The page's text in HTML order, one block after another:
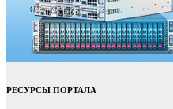
РЕСУРСЫ ПОРТАЛА